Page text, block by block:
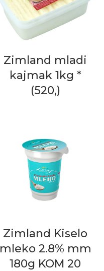
Zimland mladi
kajmak 1kg *
(520,)
Zimland Kiselo
mleko 2.8% mm
180g KOM 20